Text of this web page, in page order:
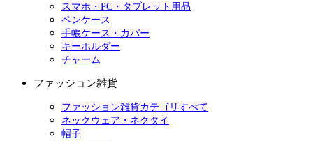
スマホ・PC・タブレット用品
ペンケース
手帳ケース・カバー
キーホルダー
チャーム
ファッション雑貨
ファッション雑貨カテゴリすべて
ネックウェア・ネクタイ
帽子